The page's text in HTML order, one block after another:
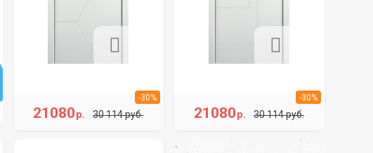
21080р. 30 114 руб.
-30%
21080р. 30 114 руб.
-30%